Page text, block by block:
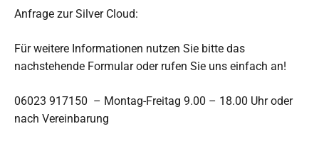
Anfrage zur Silver Cloud:
Für weitere Informationen nutzen Sie bitte das
nachstehende Formular oder rufen Sie uns einfach an!
06023 917150 – Montag-Freitag 9.00 – 18.00 Uhr oder
nach Vereinbarung